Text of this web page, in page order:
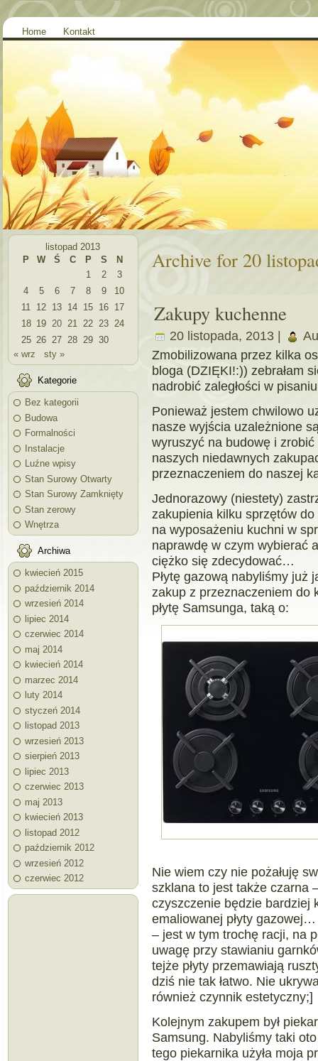
Home Kontakt
listopad 2013
P
W Ś C P S
N
1
2
3
4
5 6 7 8 9
10
11 12 13 14 15 16 17
18 19 20 21 22 23 24
25 26 27 28 29 30
« wrz
sty »
Kategorie
Bez kategorii
Budowa
Formalności
Instalacje
Luźne wpisy
Stan Surowy Otwarty
Stan Surowy Zamknięty
Stan zerowy
Wnętrza
Archiwa
kwiecień 2015
październik 2014
wrzesień 2014
lipiec 2014
czerwiec 2014
maj 2014
kwiecień 2014
marzec 2014
luty 2014
styczeń 2014
listopad 2013
wrzesień 2013
sierpień 2013
lipiec 2013
czerwiec 2013
maj 2013
kwiecień 2013
listopad 2012
październik 2012
wrzesień 2012
czerwiec 2012
Archive for 20
Zakupy kuchenne
20 listopada, 2013 |
Zmobilizowana przez kilka
bloga (DZIĘKI!:)) zebrałam
nadrobić zaległości w
Ponieważ jestem chwilowo
nasze wyjścia uzależnione
wyruszyć na budowę i
naszych niedawnych
przeznaczeniem do naszej
Jednorazowy (niestety)
zakupienia kilku sprzętów
na wyposażeniu kuchni w
naprawdę w czym wybierać
ciężko się zdecydować…
Płytę gazową nabyliśmy już
zakup z przeznaczeniem do
płytę Samsunga, taką o:
Nie wiem czy nie pożałuję
szklana to jest także czarna
czyszczenie będzie bardziej
emaliowanej płyty
– jest w tym trochę racji, na
uwagę przy stawianiu
tejże płyty przemawiają
dziś nie tak łatwo. Nie
również czynnik estetyczny;]
Kolejnym zakupem był
Samsung. Nabyliśmy taki
tego piekarnika użyła moja